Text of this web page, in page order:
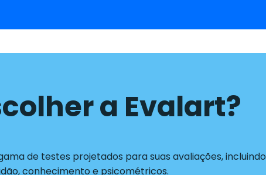
a Evalart?
de testes projetados para suas avaliações, incluindo
conhecimento e psicométricos.